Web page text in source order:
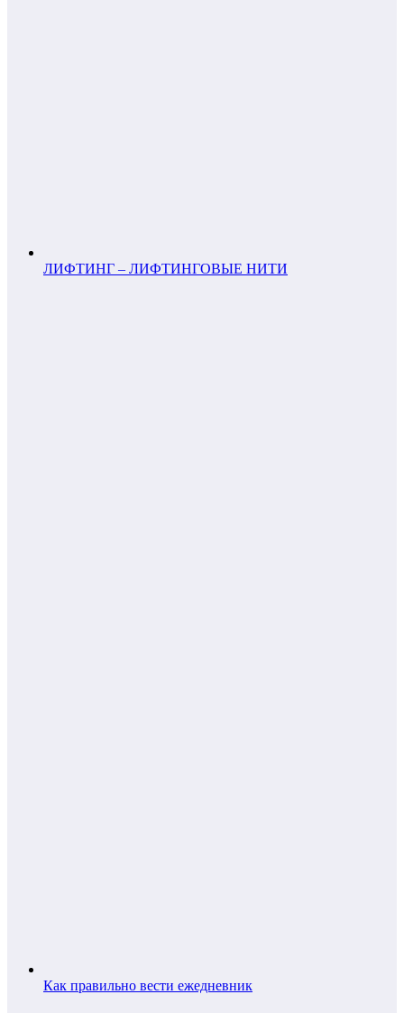
ЛИФТИНГ – ЛИФТИНГОВЫЕ НИТИ
Как правильно вести ежедневник